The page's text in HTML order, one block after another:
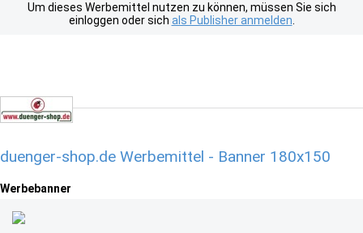
Um dieses Werbemittel nutzen zu können, müssen Sie sich
einloggen oder sich als Publisher anmelden
duenger-shop.de Werbemittel - Banner 180x150
Werbebanner